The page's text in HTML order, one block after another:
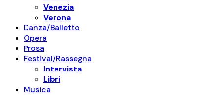
Venezia
Verona
Danza/Balletto
Opera
Prosa
Festival/Rassegna
Intervista
Libri
Musica